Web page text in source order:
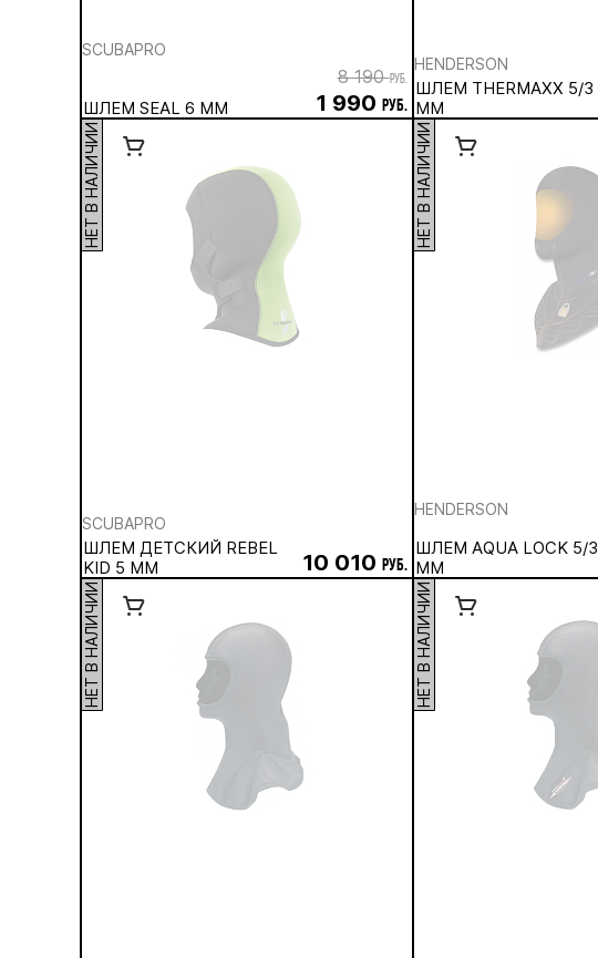
SCUBAPRO
ШЛЕМ SEAL 6 ММ
8 190руб.
1 990 руб.
HENDERSON
ШЛЕМ THERMAXX 5/3
ММ
НЕТ В НАЛИЧИИ
SCUBAPRO
ШЛЕМ ДЕТСКИЙ REBEL
KID 5 ММ
10 010 руб.
НЕТ В НАЛИЧИИ
HENDERSON
ШЛЕМ AQUA LOCK 5/3
ММ
НЕТ В НАЛИЧИИ НЕТ В НАЛИЧИИ